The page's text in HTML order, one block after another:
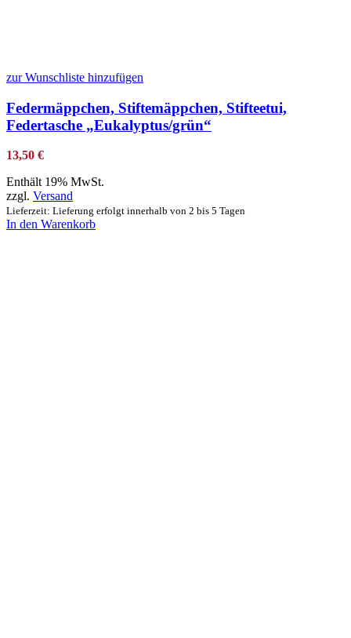
zur Wunschliste hinzufügen
Federmäppchen, Stiftemäppchen, Stifteetui,
Federtasche „Eukalyptus/grün“
13,50 €
Enthält 19% MwSt.
zzgl. Versand
Lieferzeit: Lieferung erfolgt innerhalb von 2 bis 5 Tagen
In den Warenkorb